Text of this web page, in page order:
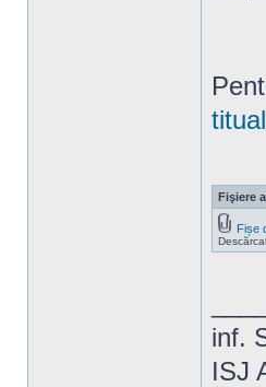
Fişiere
Fișe
inf.
ISJ